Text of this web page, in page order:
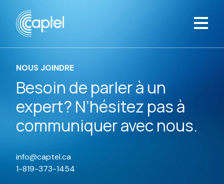
NOUS JOINDRE
Besoin de parler à un
expert? N’hésitez pas à
communiquer avec nous.
info@captel.ca
1-819-373-1454